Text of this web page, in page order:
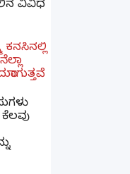
ವಿವಿಧ
ಕನಸಿನಲ್ಲಿ